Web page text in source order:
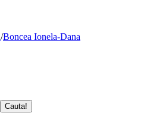
/Boncea Ionela-Dana